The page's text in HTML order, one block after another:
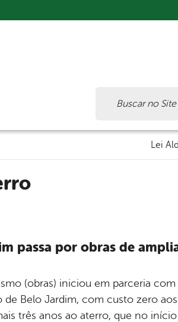
Lei
passa por obras de
(obras) iniciou em parceria com
Belo Jardim, com custo zero
três anos ao aterro, que no